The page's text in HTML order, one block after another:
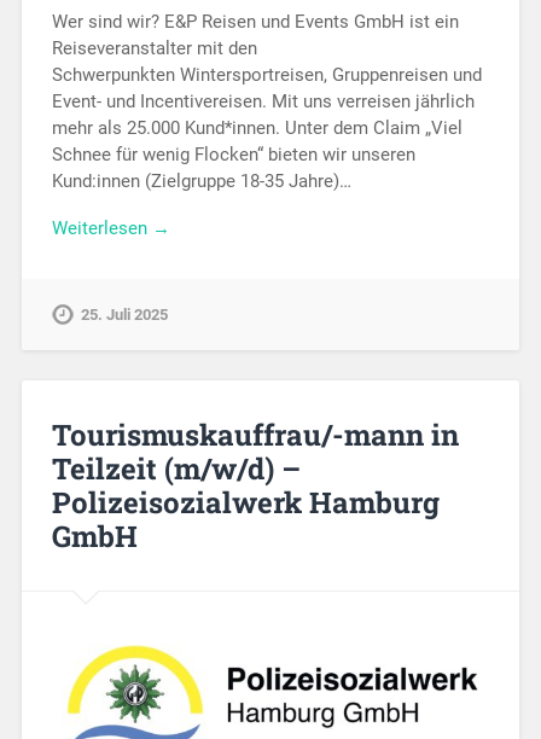
Wer sind wir? E&P Reisen und Events GmbH ist ein
Reiseveranstalter mit den
Schwerpunkten Wintersportreisen, Gruppenreisen und
Event- und Incentivereisen. Mit uns verreisen jährlich
mehr als 25.000 Kund*innen. Unter dem Claim „Viel
Schnee für wenig Flocken“ bieten wir unseren
Kund:innen (Zielgruppe 18-35 Jahre)…
Weiterlesen →
25. Juli 2025
Tourismuskauffrau/-mann in
Teilzeit (m/w/d) –
Polizeisozialwerk Hamburg
GmbH